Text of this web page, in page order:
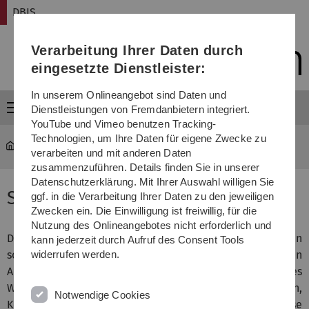
Direkt
Direkt
Direkt
(Sprache,
Drucken,
Media)
Direkt
Direkt
DBIS
Menü
Lehre
Service-Oriented Computing
Die Studierenden können die theoretischen Grundlagen
sowie die Grundprinzipien von Service-orientierten
Architekturen (SOA) und Web Services beschreiben. Des
Weiteren sind sie in der Lage, moderne Methoden,
Konzepte und Werkzeuge (z.B. Web Services, Enterprise
Verarbeitung Ihrer Daten durch
eingesetzte Dienstleister:
In unserem Onlineangebot sind Daten und
Dienstleistungen von Fremdanbietern integriert.
YouTube und Vimeo benutzen Tracking-
Technologien, um Ihre Daten für eigene Zwecke zu
verarbeiten und mit anderen Daten
zusammenzuführen. Details finden Sie in unserer
Datenschutzerklärung. Mit Ihrer Auswahl willigen Sie
ggf. in die Verarbeitung Ihrer Daten zu den jeweiligen
Zwecken ein. Die Einwilligung ist freiwillig, für die
Nutzung des Onlineangebotes nicht erforderlich und
kann jederzeit durch Aufruf des Consent Tools
widerrufen werden.
Notwendige Cookies